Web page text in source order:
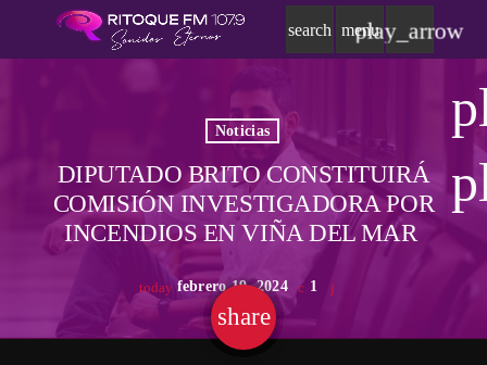
search menu
play_arrow
Noticias
DIPUTADO BRITO CONSTITUIRÁ
COMISIÓN INVESTIGADORA POR
INCENDIOS EN VIÑA DEL MAR
today febrero 19, 2024 1
share
email